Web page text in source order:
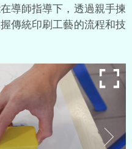
導師指導下，透過親手揀
傳統印刷工藝的流程和技